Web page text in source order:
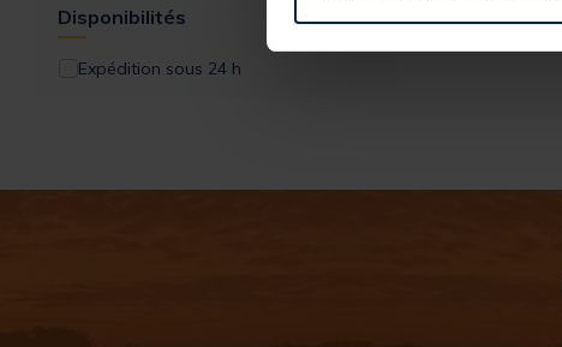
Disponibilités
Expédition sous 24 h